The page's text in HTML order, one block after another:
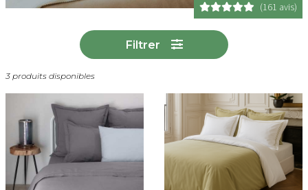
(161 avis)
Filtrer
3 produits disponibles